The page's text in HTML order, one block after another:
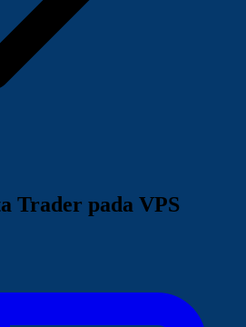
Trader pada VPS